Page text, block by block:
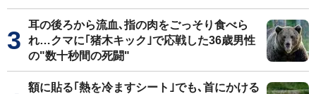
耳の後ろから流血､指の肉をごっそり食べら
れ…クマに｢猪木キック｣で応戦した36歳男性
の"数十秒間の死闘"
額に貼る｢熱を冷ますシート｣でも､首にかける